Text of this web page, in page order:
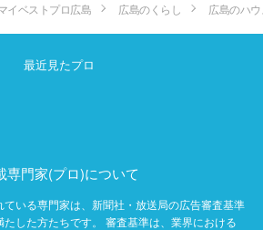
イベストプロ広島 広島のくらし 広島のハ
最近見たプロ
専門家(プロ)について
いる専門家は、新聞社・放送局の広告審査基準
した方たちです。 審査基準は、業界における